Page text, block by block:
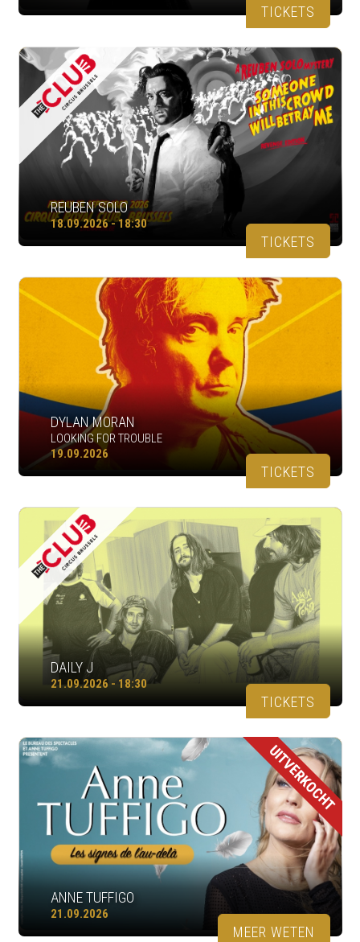
TICKETS
REUBEN SOLO
18.09.2026 - 18:30
TICKETS
DYLAN MORAN
LOOKING FOR TROUBLE
19.09.2026
TICKETS
DAILY J
21.09.2026 - 18:30
TICKETS
UITVERKOCHT
ANNE TUFFIGO
21.09.2026
MEER WETEN